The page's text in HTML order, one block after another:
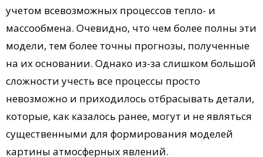
учетом всевозможных процессов тепло- и
массообмена. Очевидно, что чем более полны эти
модели, тем более точны прогнозы, полученные
на их основании. Однако из-за слишком большой
сложности учесть все процессы просто
невозможно и приходилось отбрасывать детали,
которые, как казалось ранее, могут и не являться
существенными для формирования моделей
картины атмосферных явлений.